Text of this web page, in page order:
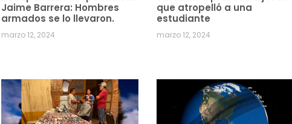
Jaime Barrera: Hombres
armados se lo llevaron.
marzo 12, 2024
que atropelló a una
estudiante
marzo 12, 2024